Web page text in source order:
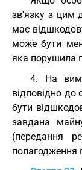
зв'язку з цим
має
може бути
яка порушила
4. На
відповідно
бути
завдана
(передання
полагодження